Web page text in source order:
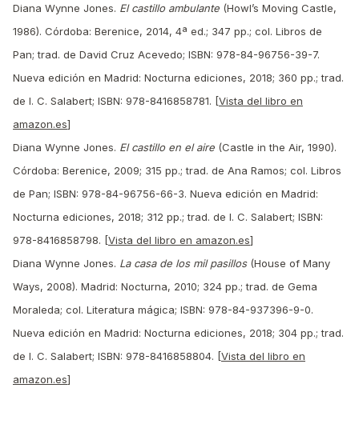
Diana Wynne Jones. El castillo ambulante (Howl’s Moving Castle,
1986). Córdoba: Berenice, 2014, 4ª ed.; 347 pp.; col. Libros de
Pan; trad. de David Cruz Acevedo; ISBN: 978-84-96756-39-7.
Nueva edición en Madrid: Nocturna ediciones, 2018; 360 pp.; trad.
de I. C. Salabert; ISBN: 978-8416858781. [Vista del libro en
amazon.es]
Diana Wynne Jones. El castillo en el aire (Castle in the Air, 1990).
Córdoba: Berenice, 2009; 315 pp.; trad. de Ana Ramos; col. Libros
de Pan; ISBN: 978-84-96756-66-3. Nueva edición en Madrid:
Nocturna ediciones, 2018; 312 pp.; trad. de I. C. Salabert; ISBN:
978-8416858798. [Vista del libro en amazon.es]
Diana Wynne Jones. La casa de los mil pasillos(House of Many
Ways, 2008). Madrid: Nocturna, 2010; 324 pp.; trad. de Gema
Moraleda; col. Literatura mágica; ISBN: 978-84-937396-9-0.
Nueva edición en Madrid: Nocturna ediciones, 2018; 304 pp.; trad.
de I. C. Salabert; ISBN: 978-8416858804. [Vista del libro en
amazon.es]